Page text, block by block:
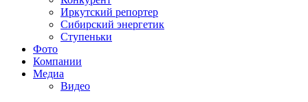
Иркутский репортер
Сибирский энергетик
Ступеньки
Фото
Компании
Медиа
Видео